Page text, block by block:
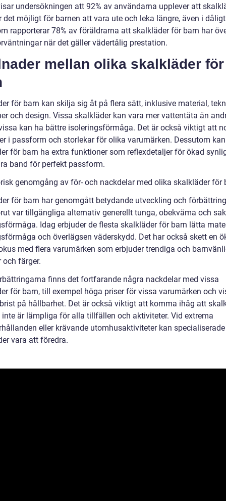
undersökningen att 92% av användarna upplever att
det möjligt för barnen att vara ute och leka längre, även i
rapporterar 78% av föräldrarna att skalkläder för barn har
när det gäller vädertålig prestation.
mellan olika skalkläder för
för barn kan skilja sig åt på flera sätt, inklusive material,
och design. Vissa skalkläder kan vara mer vattentäta än
kan ha bättre isoleringsförmåga. Det är också viktigt att
i passform och storlekar för olika varumärken. Dessutom
för barn ha extra funktioner som reflexdetaljer för ökad
band för perfekt passform.
genomgång av för- och nackdelar med olika skalkläder för
för barn har genomgått betydande utveckling och
var tillgängliga alternativ generellt tunga, obekväma och
Idag erbjuder de flesta skalkläder för barn lätta
och överlägsen väderskydd. Det har också skett en
med flera varumärken som erbjuder trendiga och
och färger.
finns det fortfarande några nackdelar med vissa
för barn, till exempel höga priser för vissa varumärken och
på hållbarhet. Det är också viktigt att komma ihåg att
är lämpliga för alla tillfällen och aktiviteter. Vid extrema
eller krävande utomhusaktiviteter kan specialiserade
vara att föredra.